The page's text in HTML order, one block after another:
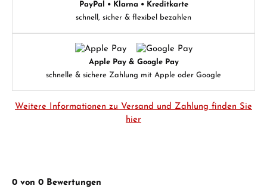
PayPal • Klarna • Kreditkarte
schnell, sicher & flexibel bezahlen
Apple Pay & Google Pay
schnelle & sichere Zahlung mit Apple oder Google
Weitere Informationen zu Versand und Zahlung finden Sie
hier
0 von 0 Bewertungen